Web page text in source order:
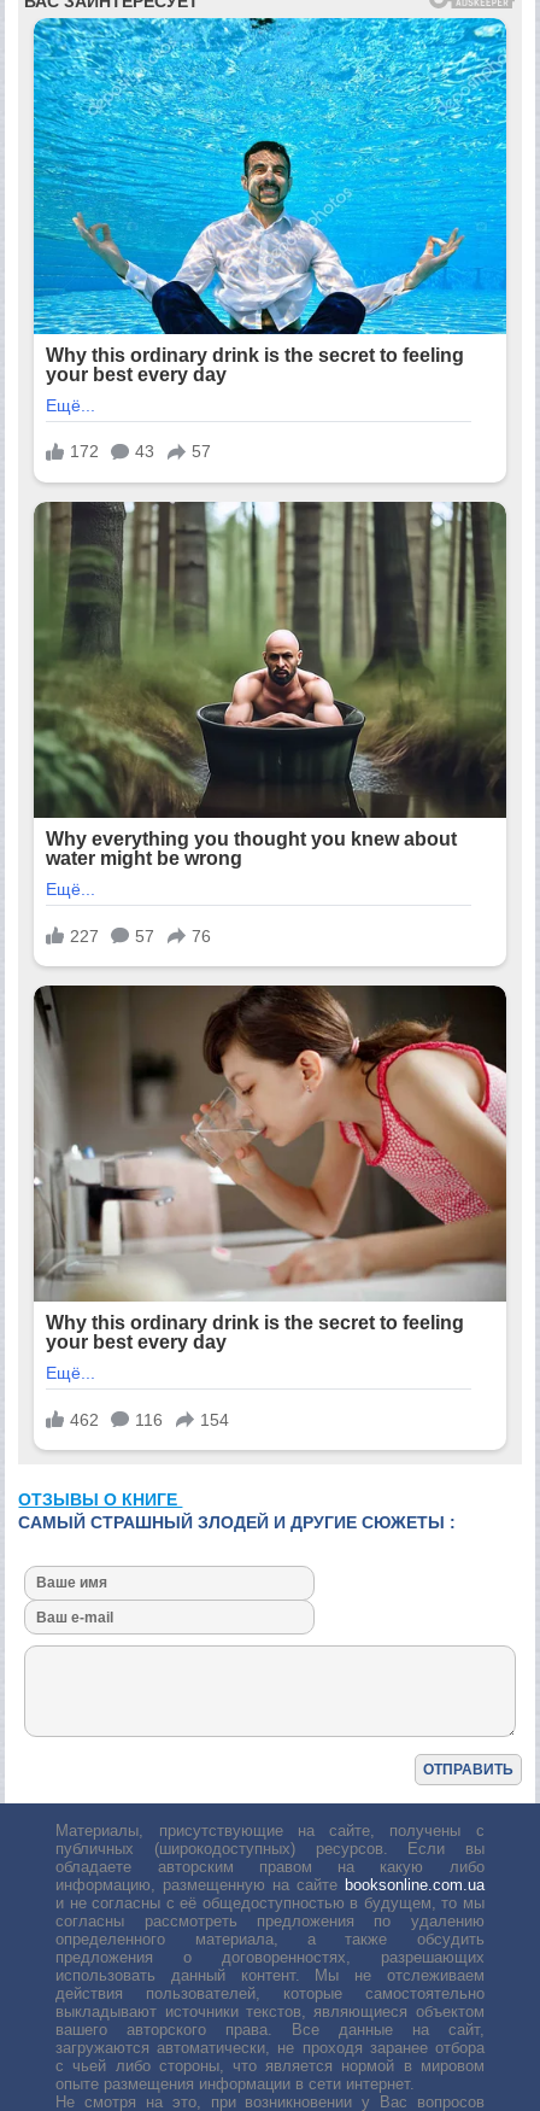
ОТЗЫВЫ О КНИГЕ
САМЫЙ СТРАШНЫЙ ЗЛОДЕЙ И ДРУГИЕ СЮЖЕТЫ :
Материалы, присутствующие на сайте, получены с
публичных (широкодоступных) ресурсов. Если вы
обладаете авторским правом на какую либо
информацию, размещенную на сайте booksonline.com.ua
и не согласны с её общедоступностью в будущем, то мы
согласны рассмотреть предложения по удалению
определенного материала, а также обсудить
предложения о договоренностях, разрешающих
использовать данный контент. Мы не отслеживаем
действия пользователей, которые самостоятельно
выкладывают источники текстов, являющиеся объектом
вашего авторского права. Все данные на сайт,
загружаются автоматически, не проходя заранее отбора
с чьей либо стороны, что является нормой в мировом
опыте размещения информации в сети интернет.
Не смотря на это, при возникновении у Вас вопросов